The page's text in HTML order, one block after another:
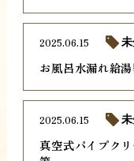
お風呂水漏れ給
2025.06.15
真空式パイプク
2025.06.15